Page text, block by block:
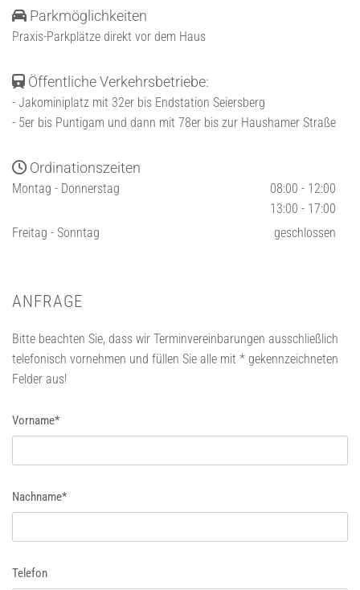
 Parkmöglichkeiten
Praxis-Parkplätze direkt vor dem Haus
 Öffentliche Verkehrsbetriebe:
- Jakominiplatz mit 32er bis Endstation Seiersberg
- 5er bis Puntigam und dann mit 78er bis zur Haushamer Straße
Ordinationszeiten
Montag - Donnerstag
08:00 - 12:00
13:00 - 17:00
Freitag - Sonntag
geschlossen
ANFRAGE
Bitte beachten Sie, dass wir Terminvereinbarungen ausschließlich
telefonisch vornehmen und füllen Sie alle mit * gekennzeichneten
Felder aus!
Vorname*
Nachname*
Telefon